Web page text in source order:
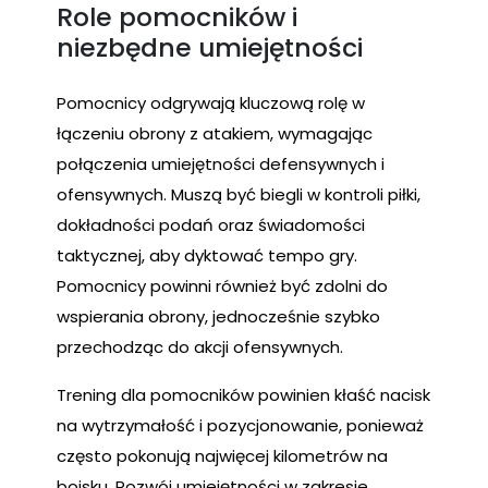
Role pomocników i
niezbędne umiejętności
Pomocnicy odgrywają kluczową rolę w
łączeniu obrony z atakiem, wymagając
połączenia umiejętności defensywnych i
ofensywnych. Muszą być biegli w kontroli piłki,
dokładności podań oraz świadomości
taktycznej, aby dyktować tempo gry.
Pomocnicy powinni również być zdolni do
wspierania obrony, jednocześnie szybko
przechodząc do akcji ofensywnych.
Trening dla pomocników powinien kłaść nacisk
na wytrzymałość i pozycjonowanie, ponieważ
często pokonują najwięcej kilometrów na